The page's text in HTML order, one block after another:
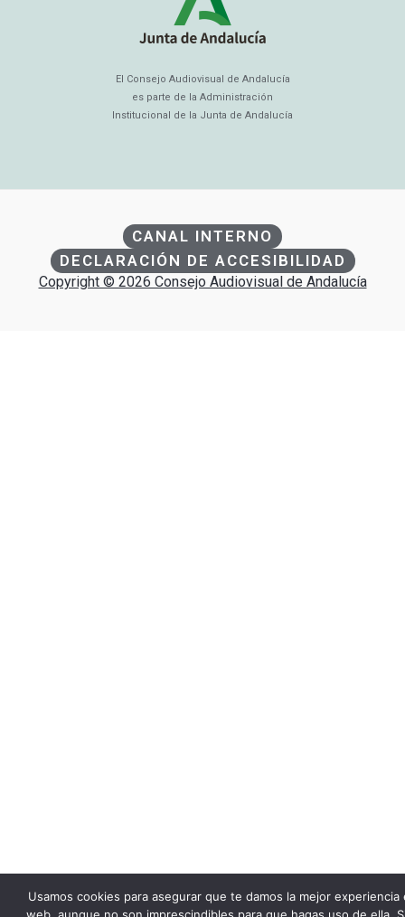
El Consejo Audiovisual de Andalucía
es parte de la Administración
Institucional de la Junta de Andalucía
CANAL INTERNO
DECLARACIÓN DE ACCESIBILIDAD
Copyright © 2026 Consejo Audiovisual de Andalucía
Usamos cookies para asegurar que te damos la mejor experiencia